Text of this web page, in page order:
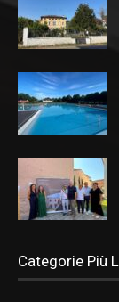
Categorie Più